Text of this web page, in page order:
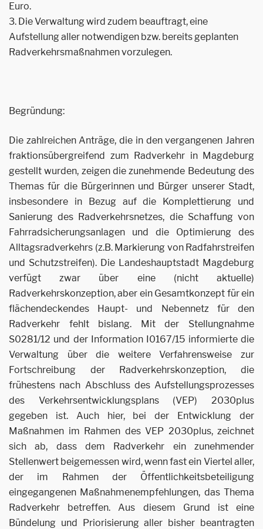
Euro.
3. Die Verwaltung wird zudem beauftragt, eine
Aufstellung aller notwendigen bzw. bereits geplanten
Radverkehrsmaßnahmen vorzulegen.
Begründung:
Die zahlreichen Anträge, die in den vergangenen Jahren
fraktionsübergreifend zum Radverkehr in Magdeburg
gestellt wurden, zeigen die zunehmende Bedeutung des
Themas für die Bürgerinnen und Bürger unserer Stadt,
insbesondere in Bezug auf die Komplettierung und
Sanierung des Radverkehrsnetzes, die Schaffung von
Fahrradsicherungsanlagen und die Optimierung des
Alltagsradverkehrs (z.B. Markierung von Radfahrstreifen
und Schutzstreifen). Die Landeshauptstadt Magdeburg
verfügt zwar über eine (nicht aktuelle)
Radverkehrskonzeption, aber ein Gesamtkonzept für ein
flächendeckendes Haupt- und Nebennetz für den
Radverkehr fehlt bislang. Mit der Stellungnahme
S0281/12 und der Information I0167/15 informierte die
Verwaltung über die weitere Verfahrensweise zur
Fortschreibung der Radverkehrskonzeption, die
frühestens nach Abschluss des Aufstellungsprozesses
des Verkehrsentwicklungsplans (VEP) 2030plus
gegeben ist. Auch hier, bei der Entwicklung der
Maßnahmen im Rahmen des VEP 2030plus, zeichnet
sich ab, dass dem Radverkehr ein zunehmender
Stellenwert beigemessen wird, wenn fast ein Viertel aller,
der im Rahmen der Öffentlichkeitsbeteiligung
eingegangenen Maßnahmenempfehlungen, das Thema
Radverkehr betreffen. Aus diesem Grund ist eine
Bündelung und Priorisierung aller bisher beantragten